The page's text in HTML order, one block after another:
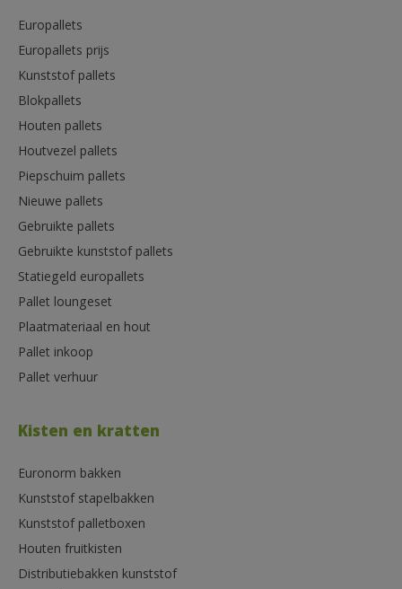
Europallets
Europallets prijs
Kunststof pallets
Blokpallets
Houten pallets
Houtvezel pallets
Piepschuim pallets
Nieuwe pallets
Gebruikte pallets
Gebruikte kunststof pallets
Statiegeld europallets
Pallet loungeset
Plaatmateriaal en hout
Pallet inkoop
Pallet verhuur
Kisten en kratten
Euronorm bakken
Kunststof stapelbakken
Kunststof palletboxen
Houten fruitkisten
Distributiebakken kunststof